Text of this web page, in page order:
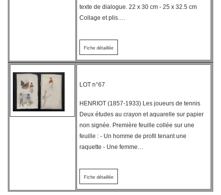
texte de dialogue. 22 x 30 cm - 25 x 32.5 cm
Collage et plis.…
Fiche détaillée
LOT n°67
HENRIOT (1857-1933) Les joueurs de tennis
Deux études au crayon et aquarelle sur papier
non signée. Première feuille collée sur une
feuille : - Un homme de profil tenant une
raquette - Une femme…
Fiche détaillée